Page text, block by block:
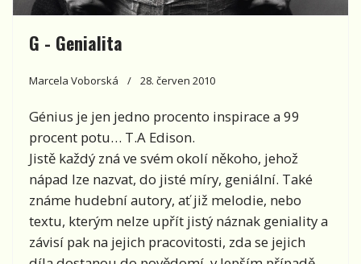
G - Genialita
Marcela Voborská 28. červen 2010
Génius je jen jedno procento inspirace a 99
procent potu… T.A Edison.
Jistě každý zná ve svém okolí někoho, jehož
nápad lze nazvat, do jisté míry, geniální. Také
známe hudební autory, ať již melodie, nebo
textu, kterým nelze upřít jistý náznak geniality a
závisí pak na jejich pracovitosti, zda se jejich